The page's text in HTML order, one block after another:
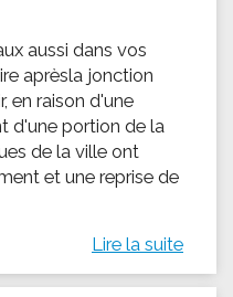
aussi dans vos
aprèsla jonction
en raison d'une
d'une portion de la
de la ville ont
et une reprise de
Lire la suite